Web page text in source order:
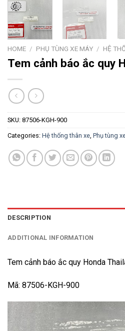
HOME / PHỤ TÙNG XE MÁY / HỆ
Tem cảnh báo ắc quy
SKU: 87506-KGH-900
Categories: Hệ thống thân xe Phụ tùng
DESCRIPTION
ADDITIONAL INFORMATION
Tem cảnh báo ắc quy Honda
Mã: 87506-KGH-900